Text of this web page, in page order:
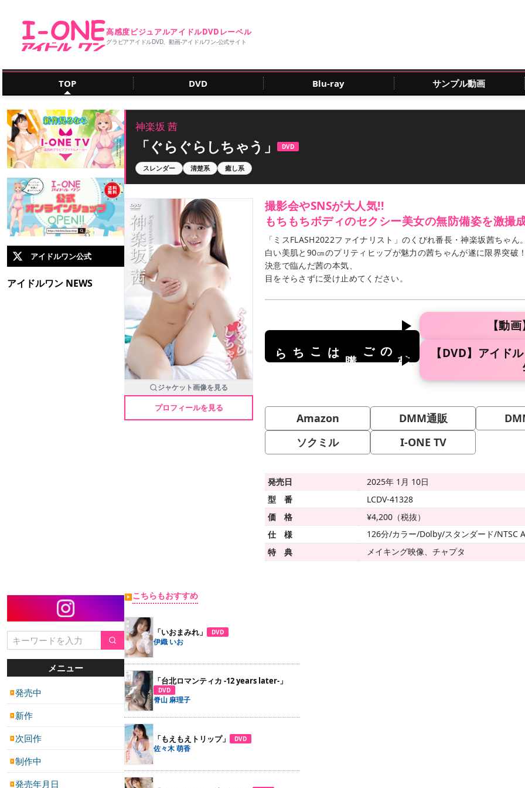
高感度ビジュアルアイドルDVDレーベル
グラビアアイドルDVD、動画‐アイドルワン‐公式サイト
TOP DVD Blu-ray サンプル動画
アイドルワン公式
アイドルワン NEWS
メニュー
▶発売中
▶ 新作
▶ 次回作
▶制作中
▶発売年月日
神楽坂 茜
「ぐらぐらしちゃう」 DVD
スレンダー 清楚系 癒し系
ジャケット画像を見る
プロフィールを見る
撮影会やSNSが大人気!!
もちもちボディのセクシー美女の無防備姿を激撮
「ミスFLASH2022ファイナリスト」のくびれ番長・神楽坂茜ちゃん
白い美肌と90㎝のプリティヒップが魅力の茜ちゃんが遂に限界突破
決意で臨んだ茜の本気、
目をそらさずに受け止めてください。
のご
はこちら
【動
【DVD】アイド
Amazon DMM通販
ソクミル
I-ONE TV
発売日
2025年 1月 10日
型 番
LCDV-41328
価 格
¥4,200（税抜）
仕 様
126分/カラー/Dolby/スタンダード/NTSC
特 典
メイキング映像、チャプタ
▶こちらもおすすめ
「いおまみれ」 DVD
伊織 いお
「台北ロマンティカ -12 years later-」
DVD
脊山 麻理子
「もえもえトリップ」 DVD
佐々木 萌香